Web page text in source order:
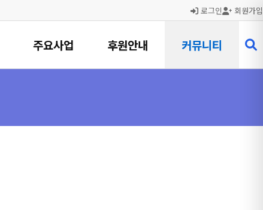
로그인 회원가입
주요사업 후원안내 커뮤니티